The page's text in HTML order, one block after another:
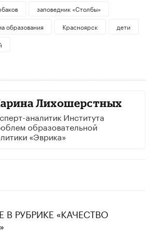
заповедник «Столбы»
образования Красноярск
дети
Лихошерстных
аналитик Института
образовательной
«Эврика»
В РУБРИКЕ «КАЧЕСТВО